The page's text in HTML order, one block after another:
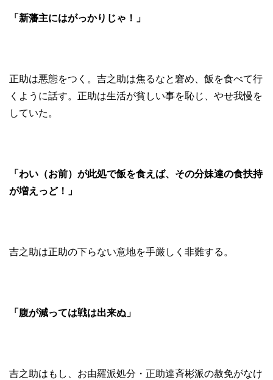
「新藩主にはがっかりじゃ！」
正助は悪態をつく。吉之助は焦るなと窘め、飯を食べて行
くように話す。正助は生活が貧しい事を恥じ、やせ我慢を
していた。
「わい（お前）が此処で飯を食えば、その分妹達の食扶持
が増えっど！」
吉之助は正助の下らない意地を手厳しく非難する。
「腹が減っては戦は出来ぬ」
吉之助はもし、お由羅派処分・正助達斉彬派の赦免がなけ